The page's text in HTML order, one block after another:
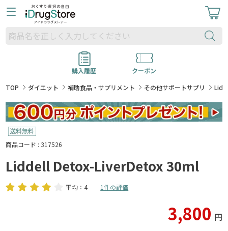
購入履歴
クーポン
TOP
ダイエット 補助食品・サプリメント その他サポートサプリ
商品コード : 317526
Liddell Detox-LiverDetox 30ml
平均：4 1件の評価
3,800 円